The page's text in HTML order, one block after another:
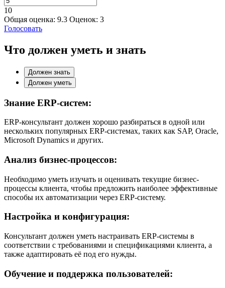
10
Общая оценка: 9.3 Оценок: 3
Голосовать
Что должен уметь и знать
Должен знать
Должен уметь
Знание ERP-систем:
ERP-консультант должен хорошо разбираться в одной или
нескольких популярных ERP-системах, таких как SAP, Oracle,
Microsoft Dynamics и других.
Анализ бизнес-процессов:
Необходимо уметь изучать и оценивать текущие бизнес-
процессы клиента, чтобы предложить наиболее эффективные
способы их автоматизации через ERP-систему.
Настройка и конфигурация:
Консультант должен уметь настраивать ERP-системы в
соответствии с требованиями и спецификациями клиента, а
также адаптировать её под его нужды.
Обучение и поддержка пользователей: